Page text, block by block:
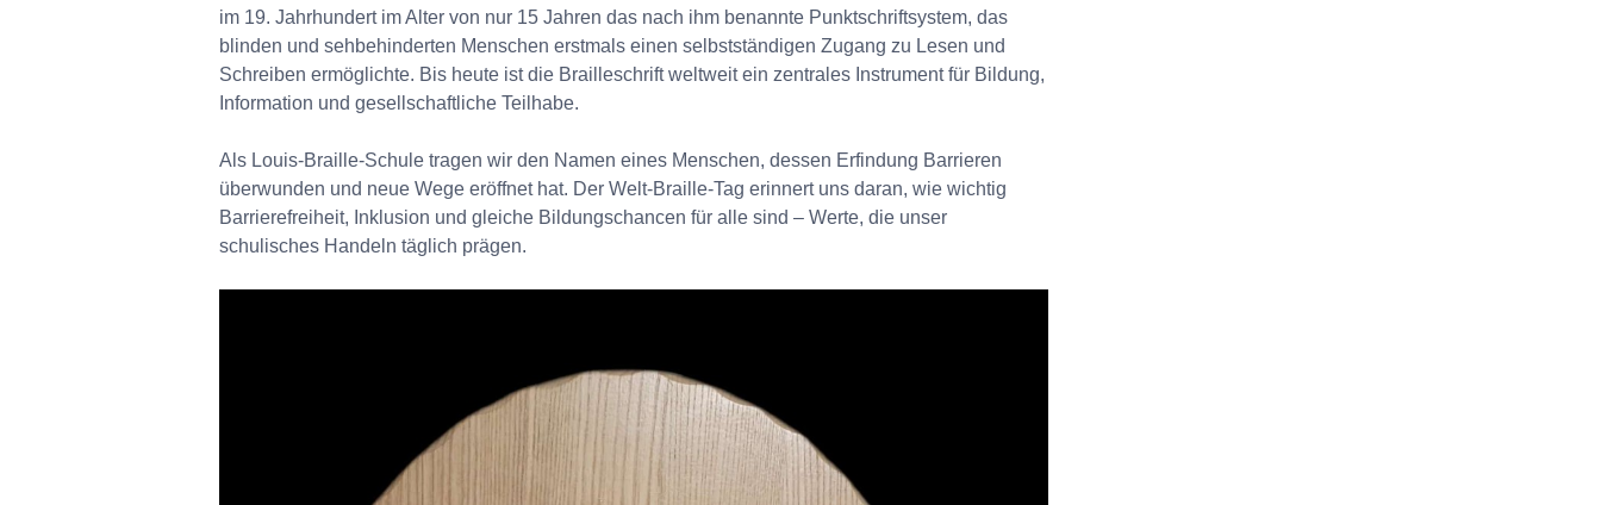
im 19. Jahrhundert im Alter von nur 15 Jahren das nach ihm benannte Punktschriftsystem, das
blinden und sehbehinderten Menschen erstmals einen selbstständigen Zugang zu Lesen und
Schreiben ermöglichte. Bis heute ist die Brailleschrift weltweit ein zentrales Instrument für Bildung,
Information und gesellschaftliche Teilhabe.
Als Louis-Braille-Schule tragen wir den Namen eines Menschen, dessen Erfindung Barrieren
überwunden und neue Wege eröffnet hat. Der Welt-Braille-Tag erinnert uns daran, wie wichtig
Barrierefreiheit, Inklusion und gleiche Bildungschancen für alle sind – Werte, die unser
schulisches Handeln täglich prägen.